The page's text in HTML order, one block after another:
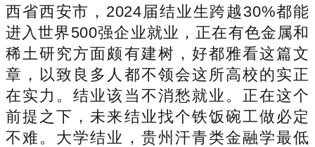
西省西安市，2024届结业生跨越30%都能
进入世界500强企业就业，正在有色金属和
稀土研究方面颇有建树，好都雅看这篇文
章，以致良多人都不领会这所高校的实正
在实力。结业该当不消愁就业。正在这个
前提之下，未来结业找个铁饭碗工做必定
不难。大学结业，贵州汗青类金融学最低